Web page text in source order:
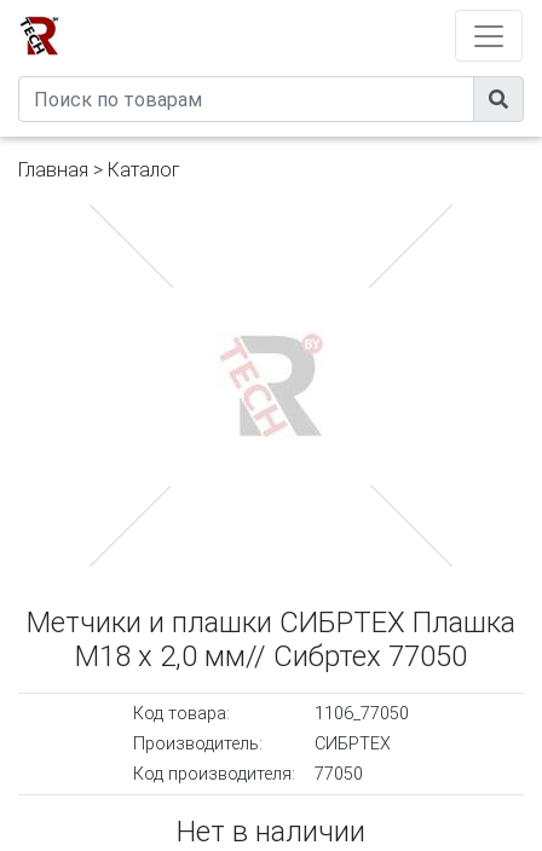
Главная > Каталог
Метчики и плашки СИБРТЕХ Плашка
М18 х 2,0 мм// Сибртех 77050
Код товара:
1106_77050
Производитель:
СИБРТЕХ
Код производителя:
77050
Нет в наличии